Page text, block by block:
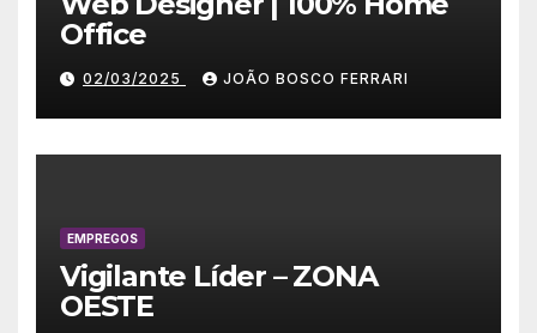
Office
02/03/2025 JOÃO BOSCO FERRARI
EMPREGOS
Vigilante Líder – ZONA
OESTE